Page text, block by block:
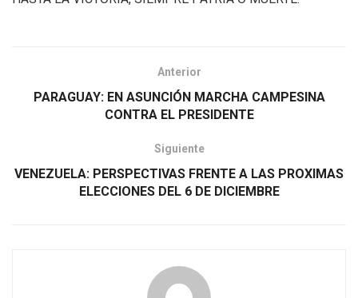
Anterior
PARAGUAY: EN ASUNCIÓN MARCHA CAMPESINA
CONTRA EL PRESIDENTE
Siguiente
VENEZUELA: PERSPECTIVAS FRENTE A LAS PROXIMAS
ELECCIONES DEL 6 DE DICIEMBRE